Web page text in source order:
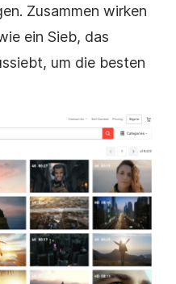
Zusammen wirken
ein Sieb, das
um die besten